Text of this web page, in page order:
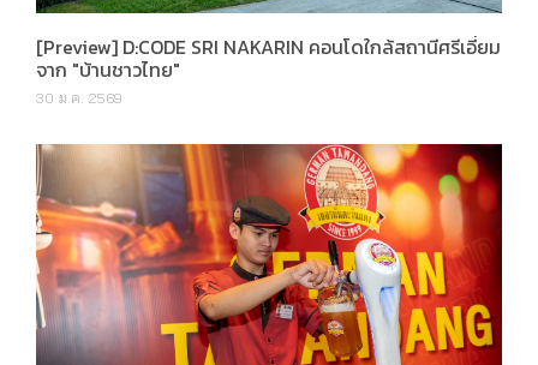
[Preview] D:CODE SRI NAKARIN คอนโดใกล้สถานีศรีเอี่ยม
จาก "บ้านชาวไทย"
30 ม.ค. 2569